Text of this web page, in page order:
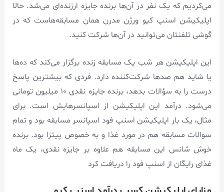
می‌کردیم که یک نفر در آن‌ها برنده جایزه ارزنده‌ای می‌شد. حالا
اپلیکیشن اسنپ کیو ورژن مدرن همان مسابقه‌هاست که در
گوشی تلفنتان می‌توانید در آن‌ها شرکت کنید.
این اپلیکیشن هر شب یک مسابقه زنده برگزار می‌کند که ده‌ها
یا شاید هم صدها شرکت‌کننده دارد. فردی که بیشترین پاسخ
درست را به سؤالات بدهد، برنده جایزه نقدی ۱۰ میلیون تومانی
می‌شود. درآمد این اپلیکیشن از اسپانسرهایش است. برای
مثال، یک بار اپلیکیشن اسنپ فود اسپانسر مسابقه بود و تمام
سوالات مسابقه هم در مورد غذا و به خصوص پیتزا بود. برنده
خوش شانس این مسابقه هم علاوه بر جایزه نقدی، یک ماه
غذای رایگان از اسنپ فود را دریافت کرد